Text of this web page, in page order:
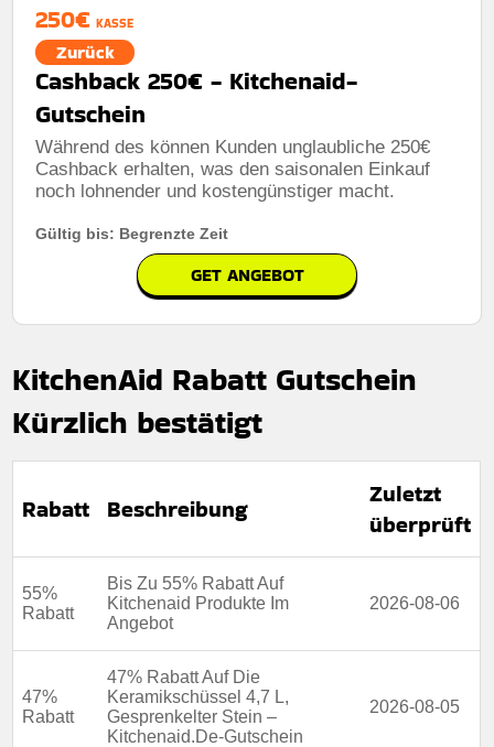
250€ KASSE
Zurück
Cashback 250€ - Kitchenaid-
Gutschein
Während des können Kunden unglaubliche 250€
Cashback erhalten, was den saisonalen Einkauf
noch lohnender und kostengünstiger macht.
Gültig bis: Begrenzte Zeit
GET ANGEBOT
KitchenAid Rabatt Gutschein
Kürzlich bestätigt
Rabatt Beschreibung
Zuletzt
überprüft
55%
Rabatt
Bis Zu 55% Rabatt Auf
Kitchenaid Produkte Im
Angebot
2026-08-06
47%
Rabatt
47% Rabatt Auf Die
Keramikschüssel 4,7 L,
Gesprenkelter Stein –
Kitchenaid.De-Gutschein
2026-08-05